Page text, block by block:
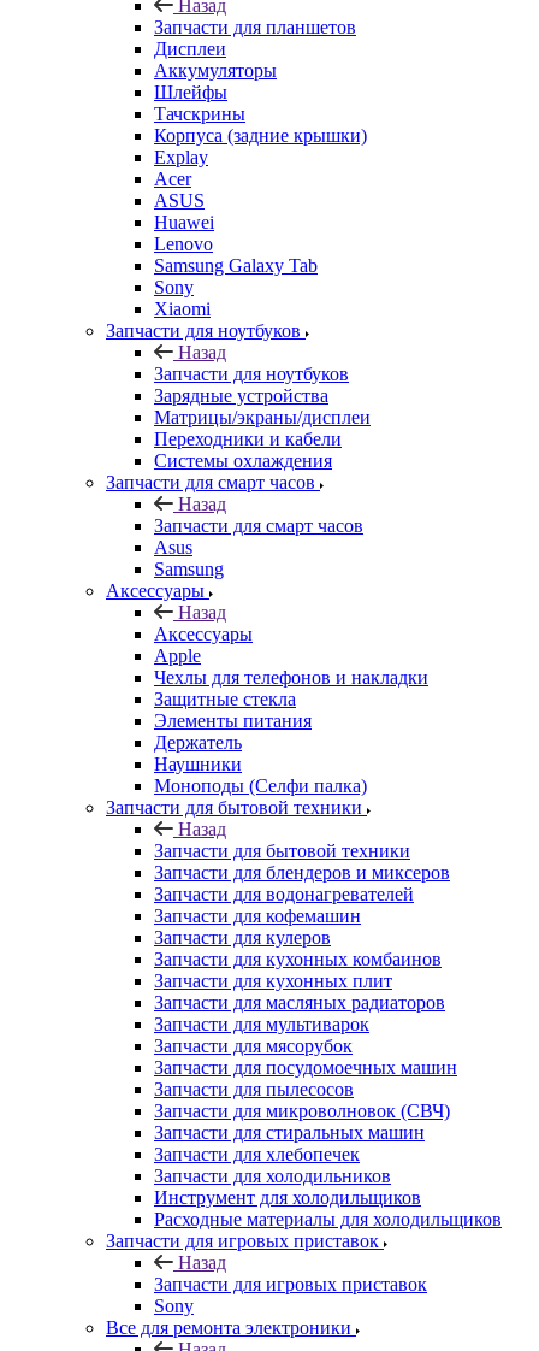
ASUS
Huawei
Lenovo
Samsung Galaxy Tab
Sony
Xiaomi
Запчасти для ноутбуков
Назад
Запчасти для ноутбуков
Зарядные устройства
Матрицы/экраны/дисплеи
Переходники и кабели
Системы охлаждения
Запчасти для смарт часов
Назад
Запчасти для смарт часов
Asus
Samsung
Аксессуары
Назад
Аксессуары
Apple
Чехлы для телефонов и накладки
Защитные стекла
Элементы питания
Держатель
Наушники
Моноподы (Селфи палка)
Запчасти для бытовой техники
Назад
Запчасти для бытовой техники
Запчасти для блендеров и миксеров
Запчасти для водонагревателей
Запчасти для кофемашин
Запчасти для кулеров
Запчасти для кухонных комбаинов
Запчасти для кухонных плит
Запчасти для масляных радиаторов
Запчасти для мультиварок
Запчасти для мясорубок
Запчасти для посудомоечных машин
Запчасти для пылесосов
Запчасти для микроволновок (СВЧ)
Запчасти для стиральных машин
Запчасти для хлебопечек
Запчасти для холодильников
Инструмент для холодильщиков
Расходные материалы для холодильщиков
Запчасти для игровых приставок
Назад
Запчасти для игровых приставок
Sony
Все для ремонта электроники
Назад
Все для ремонта электроники
Оборудование для ремонта телефонов
Инструменты для ремонта телефонов
Монтажные столы, магнитные коврики
Скальпели, лезвия сменные
Системы хранения
Скотчи, изолента
Тачскрины